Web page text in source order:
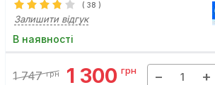
( 38 )
Залишити відгук
В наявності
1 747 грн 1 300 грн − +